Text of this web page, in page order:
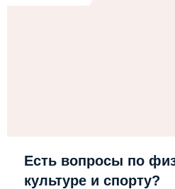
Есть вопросы по
культуре и спорту?